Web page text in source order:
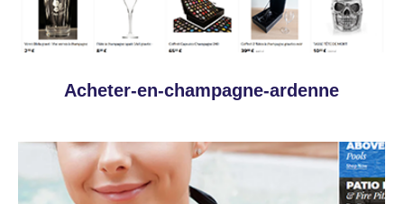
Acheter-en-champagne-ardenne